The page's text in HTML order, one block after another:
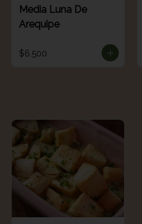
Media Luna De
Arequipe
$6.500